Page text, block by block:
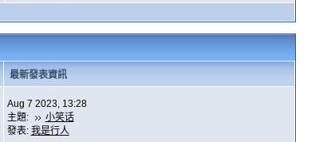
最新發表資訊
Aug 7 2023, 13:28
主題:
小笑话
發表: 我是行人